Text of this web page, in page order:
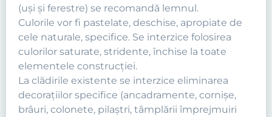
(uşi şi ferestre) se recomandă lemnul.
Culorile vor fi pastelate, deschise, apropiate de
cele naturale, specifice. Se interzice folosirea
culorilor saturate, stridente, închise la toate
elementele construcţiei.
La clădirile existente se interzice eliminarea
decoraţiilor specifice (ancadramente, cornişe,
brâuri, colonete, pilaştri, tâmplării împrejmuiri